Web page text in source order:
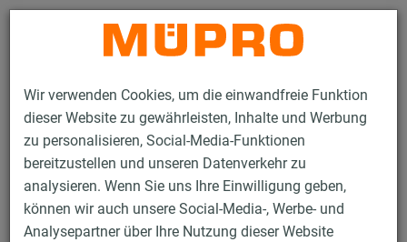
Wir verwenden Cookies, um die einwandfreie Funktion
dieser Website zu gewährleisten, Inhalte und Werbung
zu personalisieren, Social-Media-Funktionen
bereitzustellen und unseren Datenverkehr zu
analysieren. Wenn Sie uns Ihre Einwilligung geben,
können wir auch unsere Social-Media-, Werbe- und
Analysepartner über Ihre Nutzung dieser Website
Kontakt
Produkte Befestigungstechnik
Montageteile
Sicherungslasche für Trägerklammern